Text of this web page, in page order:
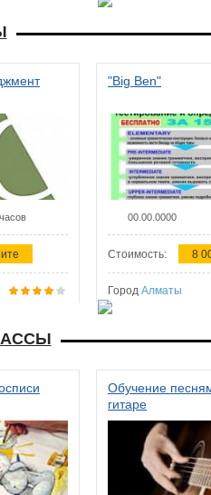
"Big Ben"
00.00.0000
Стоимость: 8
Город Алматы
Обучение
гитаре